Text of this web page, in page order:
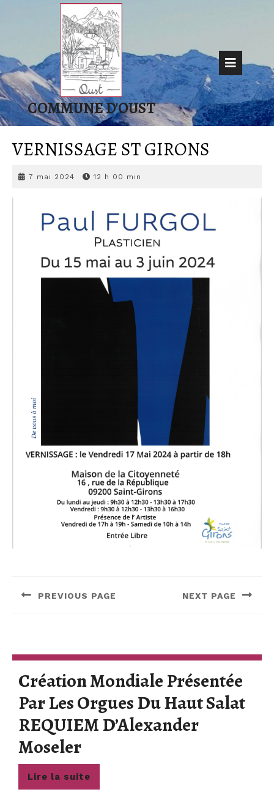
COMMUNE D'OUST
VERNISSAGE ST GIRONS
7 mai 2024 12 h 00 min
de
PREVIOUS PAGE NEXT PAGE
Création Mondiale Présentée
Par Les Orgues Du Haut Salat
REQUIEM D’Alexander
MoselerCréation
Mondiale
Présentée
Lire la suite
la